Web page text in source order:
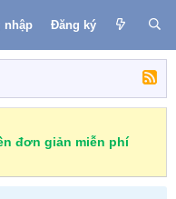
nhập Đăng ký
đơn giản miễn phí